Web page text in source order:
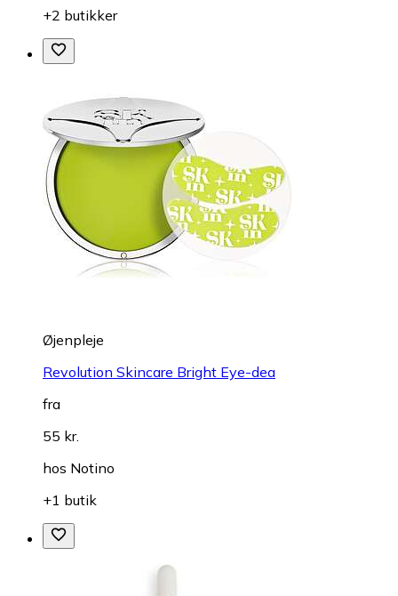
+2 butikker
Øjenpleje
Revolution Skincare Bright Eye-dea
fra
55 kr.
hos Notino
+1 butik